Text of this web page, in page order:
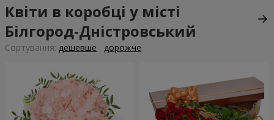
Квіти в коробці у місті
Білгород-Дністровський
Сортування: дешевше дорожче